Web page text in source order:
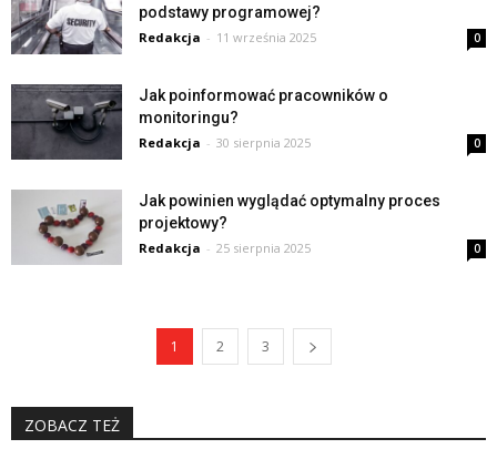
podstawy programowej?
Redakcja - 11 września 2025 0
Jak poinformować pracowników o
monitoringu?
Redakcja - 30 sierpnia 2025 0
Jak powinien wyglądać optymalny proces
projektowy?
Redakcja - 25 sierpnia 2025 0
1 2 3
ZOBACZ TEŻ